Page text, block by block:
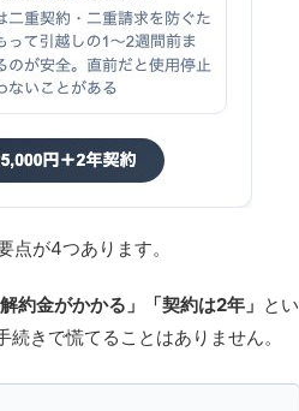
点が4つあります。
約金がかかる」「契約は2年」 とい
きで慌てることはありません。